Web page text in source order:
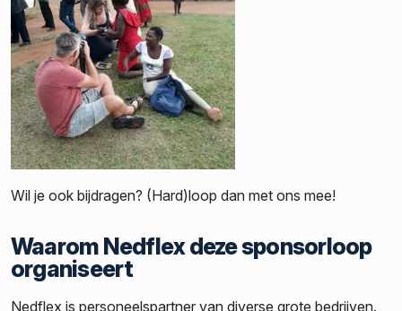
Wil je ook bijdragen? (Hard)loop dan met ons mee!
Waarom Nedflex deze sponsorloop
organiseert
Nedflex is personeelspartner van diverse grote bedrijven.